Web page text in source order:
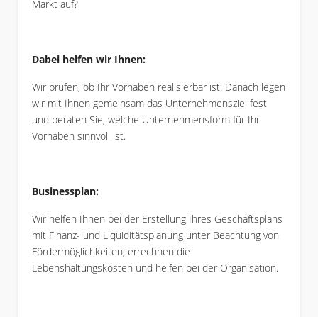
Markt auf?
Dabei helfen wir Ihnen:
Wir prüfen, ob Ihr Vorhaben realisierbar ist. Danach legen
wir mit Ihnen gemeinsam das Unternehmensziel fest
und beraten Sie, welche Unternehmensform für Ihr
Vorhaben sinnvoll ist.
Businessplan:
Wir helfen Ihnen bei der Erstellung Ihres Geschäftsplans
mit Finanz- und Liquiditätsplanung unter Beachtung von
Fördermöglichkeiten, errechnen die
Lebenshaltungskosten und helfen bei der Organisation.